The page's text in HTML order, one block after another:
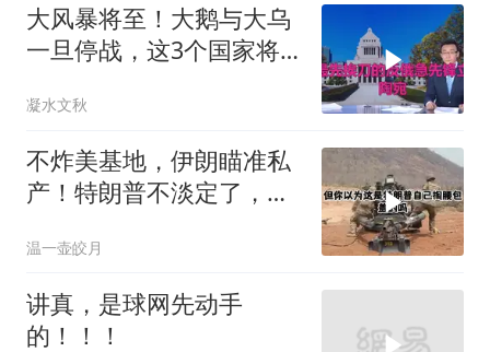
大风暴将至！大鹅与大乌
一旦停战，这3个国家将
凝水文秋
不炸美基地，伊朗瞄准私
产！特朗普不淡定了，被
温一壶皎月
讲真，是球网先动手
的！！！